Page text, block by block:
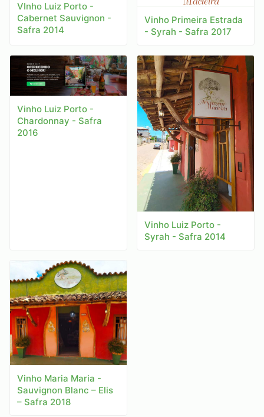
VInho Luiz Porto -
Cabernet Sauvignon -
Safra 2014
Vinho Primeira Estrada
- Syrah - Safra 2017
Vinho Luiz Porto -
Chardonnay - Safra
2016
Vinho Luiz Porto -
Syrah - Safra 2014
Vinho Maria Maria -
Sauvignon Blanc – Elis
– Safra 2018